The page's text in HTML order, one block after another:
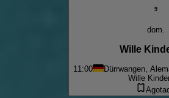
9
dom.
Wille
11:00 Dürrwangen,
Wille